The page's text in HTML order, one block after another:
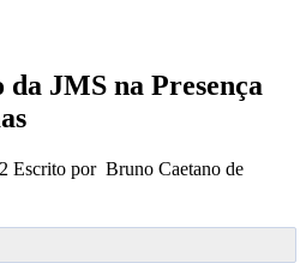
da JMS na Presença
Escrito por Bruno Caetano de